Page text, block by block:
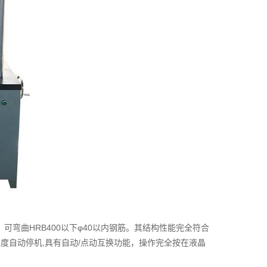
弯曲HRB400以下φ40以内钢筋。其结构性能完全符合
自动停机,具有自动/点动互换功能，操作完全按在液晶